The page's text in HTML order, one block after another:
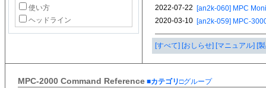
使い方
ヘッドライン
[すべて] [おしらせ] [マニュアル] [
MPC-2000 Command Reference ■カテゴリ□グループ